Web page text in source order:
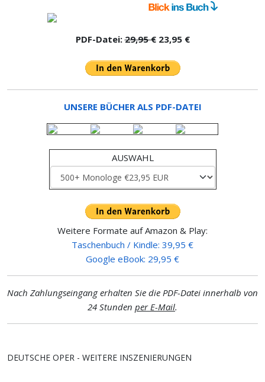
PDF-Datei:29,95 €23,95 €
UNSERE BÜCHER ALS PDF-DATEI
AUSWAHL
Weitere Formate auf Amazon & Play:
Taschenbuch / Kindle: 39,95 €
Google eBook: 29,95 €
Nach Zahlungseingang erhalten Sie die PDF-Datei innerhalb von
24 Stunden per E-Mail.
DEUTSCHE OPER - WEITERE INSZENIERUNGEN